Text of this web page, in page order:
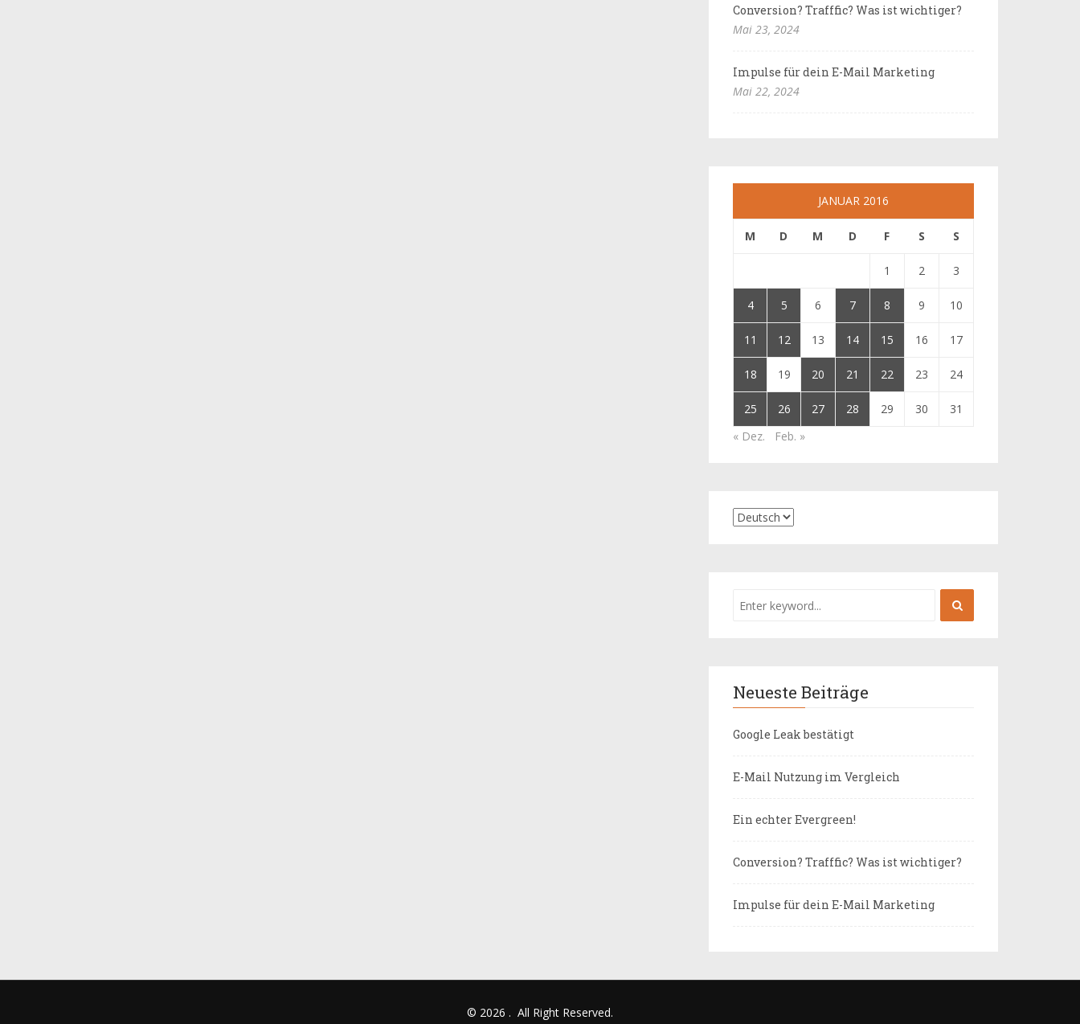
Conversion? Trafffic? Was ist wichtiger?
Mai 23, 2024
Impulse für dein E-Mail Marketing
Mai 22, 2024
JANUAR 2016
M D M D F S S
1 2 3
4 5 6 7 8 9 10
11 12 13 14 15 16 17
18 19 20 21 22 23 24
25 26 27 28 29 30
31
« Dez.
Feb. »
Neueste Beiträge
Google Leak bestätigt
E-Mail Nutzung im Vergleich
Ein echter Evergreen!
Conversion? Trafffic? Was ist wichtiger?
Impulse für dein E-Mail Marketing
© 2026 . All Right Reserved.